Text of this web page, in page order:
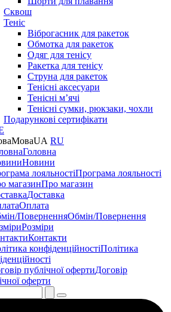
Сквош
Теніс
Віброгасник для ракеток
Обмотка для ракеток
Одяг для тенісу
Ракетка для тенісу
Струна для ракеток
Тенісні аксесуари
Тенісні мʼячі
Тенісні сумки, рюкзаки, чохли
Подарункові сертифікати
МоваUA RU
Головна
Новини
Програма лояльності
Про магазин
Доставка
Оплата
Обмін/Повернення
Розміри
Контакти
Політика
Договір
оферти